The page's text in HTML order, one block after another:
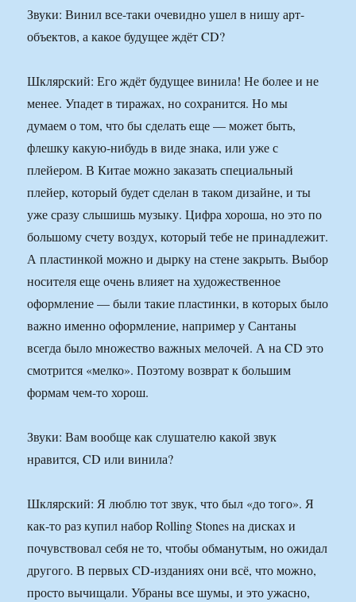
Звуки: Винил все-таки очевидно ушел в нишу арт-
объектов, а какое будущее ждёт CD?
Шклярский: Его ждёт будущее винила! Не более и не
менее. Упадет в тиражах, но сохранится. Но мы
думаем о том, что бы сделать еще — может быть,
флешку какую-нибудь в виде знака, или уже с
плейером. В Китае можно заказать специальный
плейер, который будет сделан в таком дизайне, и ты
уже сразу слышишь музыку. Цифра хороша, но это по
большому счету воздух, который тебе не принадлежит.
А пластинкой можно и дырку на стене закрыть. Выбор
носителя еще очень влияет на художественное
оформление — были такие пластинки, в которых было
важно именно оформление, например у Сантаны
всегда было множество важных мелочей. А на CD это
смотрится «мелко». Поэтому возврат к большим
формам чем-то хорош.
Звуки: Вам вообще как слушателю какой звук
нравится, CD или винила?
Шклярский: Я люблю тот звук, что был «до того». Я
как-то раз купил набор Rolling Stones на дисках и
почувствовал себя не то, чтобы обманутым, но ожидал
другого. В первых CD-изданиях они всё, что можно,
просто вычищали. Убраны все шумы, и это ужасно,